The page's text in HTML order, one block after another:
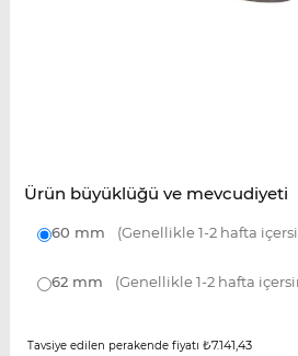
Ürün büyüklüğü ve mevcudiyeti
60 mm (Genellikle 1-2 hafta
62 mm (Genellikle 1-2 hafta
Tavsiye edilen perakende fiyatı ₺7.141,43